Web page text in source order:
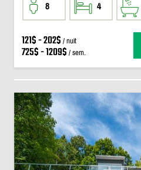
8 4
121$ - 202$ / nuit
725$ - 1209$ / sem.